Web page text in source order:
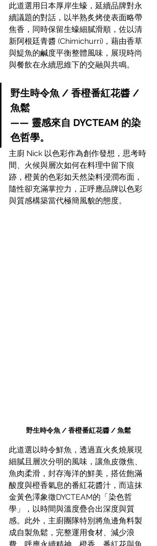
此道選用日本厚岸生蠔，延續品牌對永
續議題的對話，以半熟炙烤使表面略帶
焦香，同時保留生蠔細膩滑順，佐以清
新阿根廷青醬 (Chimichurri)，藉由香草
與鯷魚的鹹度平衡整體風味，展現時尚
與餐飲在永續思維下的交融與共鳴。
野生時令魚 / 香橙番紅花醬 /
魚鬆
—— 靈感來自 DYCTEAM 的染
色哲學。
主廚 Nick 以色彩作為創作發想，思考時
間、火候與層次如何在料理中留下痕
跡，橙黃的色彩如天然染料浸潤布面，
隨性卻充滿掌控力，正呼應品牌以色彩
與質感構築當代極簡風貌的態度。
野生時令魚 / 香橙番紅花醬 / 魚鬆
此道選以時令鮮魚，透過直火炙燒展現
細膩且層次分明的風味，讓魚皮微焦、
魚肉柔滑，封存海洋的鮮美，搭佐飽滿
酸度與橙香氣息的番紅花醬汁，而這抹
金黃色澤象徵DYCTEAM的「染色哲
學」，以時間與溫度疊合出深度與質
感。此外，主廚團隊特別將魚邊角料製
成自製魚鬆，完整運用食材、減少浪